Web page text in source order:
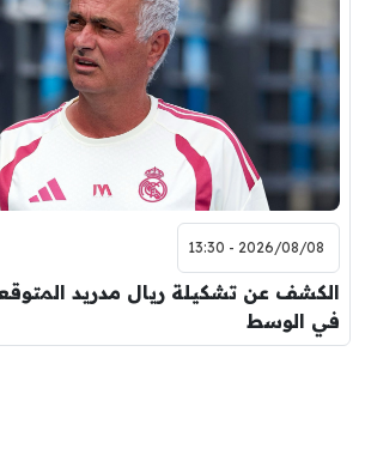
2026/08/08 - 13:30
الكشف عن تشكيلة ريال مدريد
في الوسط